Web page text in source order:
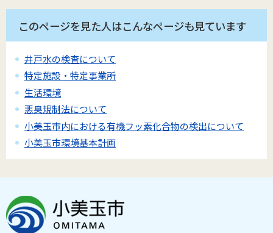
このページを見た人はこんなページも見ています
井戸水の検査について
特定施設・特定事業所
生活環境
悪臭規制法について
小美玉市内における有機フッ素化合物の検出について
小美玉市環境基本計画